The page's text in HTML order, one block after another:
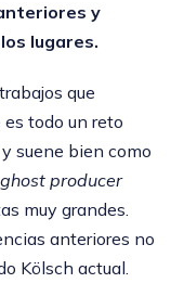
y
lugares.
que
es todo un reto
suene bien como
ghost producer
muy grandes.
anteriores no
Kölsch actual.